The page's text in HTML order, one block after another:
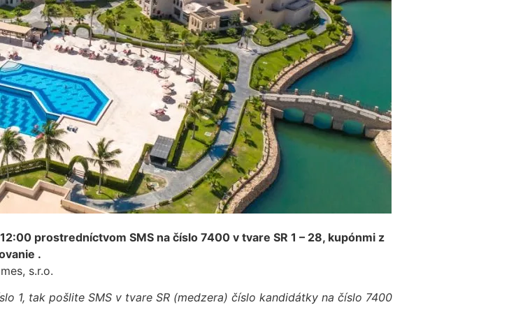
prostredníctvom SMS na číslo 7400 v tvare SR 1 – 28, kupónmi z
.
s.r.o.
1, tak pošlite SMS v tvare SR (medzera) číslo kandidátky na číslo 7400